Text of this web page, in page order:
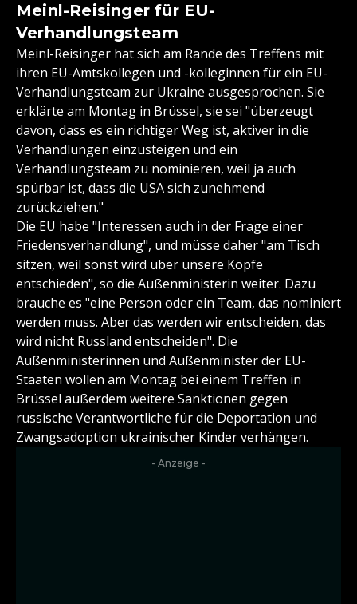
Meinl-Reisinger für EU-
Verhandlungsteam
Meinl-Reisinger hat sich am Rande des Treffens mit
ihren EU-Amtskollegen und -kolleginnen für ein EU-
Verhandlungsteam zur Ukraine ausgesprochen. Sie
erklärte am Montag in Brüssel, sie sei "überzeugt
davon, dass es ein richtiger Weg ist, aktiver in die
Verhandlungen einzusteigen und ein
Verhandlungsteam zu nominieren, weil ja auch
spürbar ist, dass die USA sich zunehmend
zurückziehen."
Die EU habe "Interessen auch in der Frage einer
Friedensverhandlung", und müsse daher "am Tisch
sitzen, weil sonst wird über unsere Köpfe
entschieden", so die Außenministerin weiter. Dazu
brauche es "eine Person oder ein Team, das nominiert
werden muss. Aber das werden wir entscheiden, das
wird nicht Russland entscheiden". Die
Außenministerinnen und Außenminister der EU-
Staaten wollen am Montag bei einem Treffen in
Brüssel außerdem weitere Sanktionen gegen
russische Verantwortliche für die Deportation und
Zwangsadoption ukrainischer Kinder verhängen.
- Anzeige -